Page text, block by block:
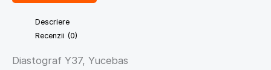
Descriere
Recenzii (0)
Diastograf Y37, Yucebas